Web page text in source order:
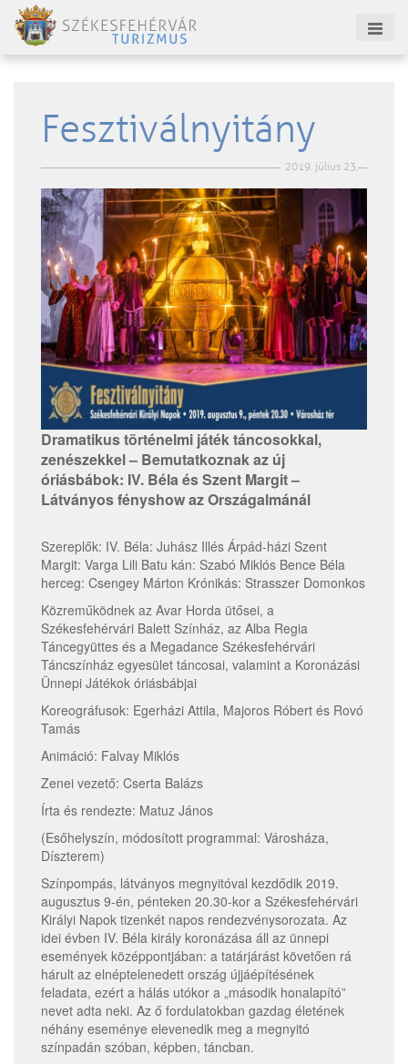
Fesztiválnyitány
2019. július 23.
Dramatikus történelmi játék táncosokkal,
zenészekkel – Bemutatkoznak az új
óriásbábok: IV. Béla és Szent Margit –
Látványos fényshow az Országalmánál
Szereplők: IV. Béla: Juhász Illés Árpád-házi Szent
Margit: Varga Lili Batu kán: Szabó Miklós Bence Béla
herceg: Csengey Márton Krónikás: Strasszer Domonkos
Közreműködnek az Avar Horda ütősei, a
Székesfehérvári Balett Színház, az Alba Regia
Táncegyüttes és a Megadance Székesfehérvári
Táncszínház egyesület táncosai, valamint a Koronázási
Ünnepi Játékok óriásbábjai
Koreográfusok: Egerházi Attila, Majoros Róbert és Rovó
Tamás
Animáció: Falvay Miklós
Zenei vezető: Cserta Balázs
Írta és rendezte: Matuz János
(Esőhelyszín, módosított programmal: Városháza,
Díszterem)
Színpompás, látványos megnyitóval kezdődik 2019.
augusztus 9-én, pénteken 20.30-kor a Székesfehérvári
Királyi Napok tizenkét napos rendezvénysorozata. Az
idei évben IV. Béla király koronázása áll az ünnepi
események középpontjában: a tatárjárást követően rá
hárult az elnéptelenedett ország újjáépítésének
feladata, ezért a hálás utókor a „második honalapító”
nevet adta neki. Az ő fordulatokban gazdag életének
néhány eseménye elevenedik meg a megnyitó
színpadán szóban, képben, táncban.